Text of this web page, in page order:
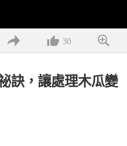
30
訣，讓處理木瓜變